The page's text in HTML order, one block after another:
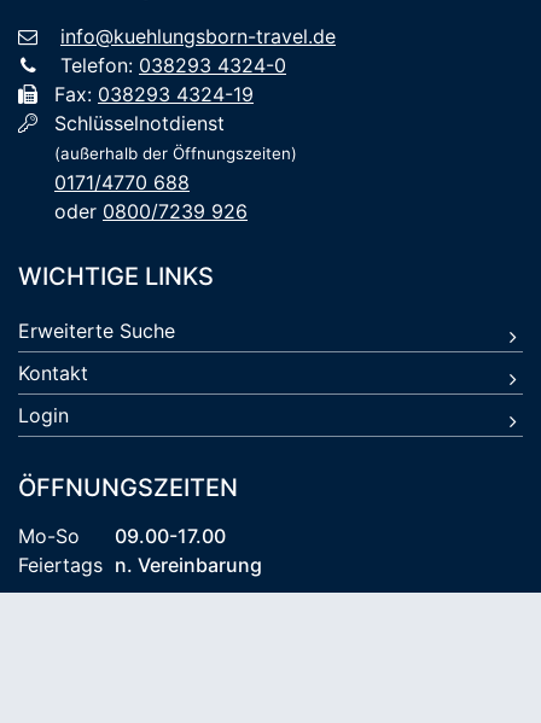
WICHTIGE LINKS
Erweiterte Suche
Kontakt
Login
ÖFFNUNGSZEITEN
Mo-So
09.00-17.00
Feiertags n. Vereinbarung
info@kuehlungsborn-travel.de
Telefon: 038293 4324-0
Fax: 038293 4324-19
Schlüsselnotdienst
(außerhalb der Öffnungszeiten)
0171/4770 688
oder 0800/7239 926